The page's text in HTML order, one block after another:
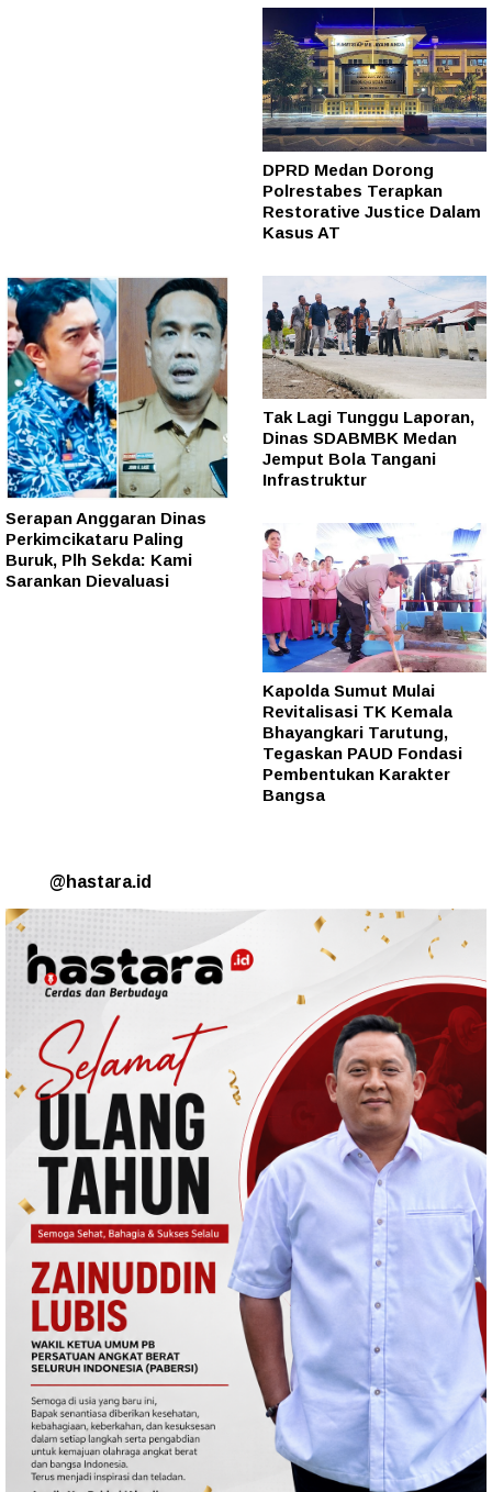
DPRD Medan Dorong
Polrestabes Terapkan
Restorative Justice Dalam
Kasus AT
Serapan Anggaran Dinas
Perkimcikataru Paling
Buruk, Plh Sekda: Kami
Sarankan Dievaluasi
Tak Lagi Tunggu Laporan,
Dinas SDABMBK Medan
Jemput Bola Tangani
Infrastruktur
Kapolda Sumut Mulai
Revitalisasi TK Kemala
Bhayangkari Tarutung,
Tegaskan PAUD Fondasi
Pembentukan Karakter
Bangsa
@hastara.id